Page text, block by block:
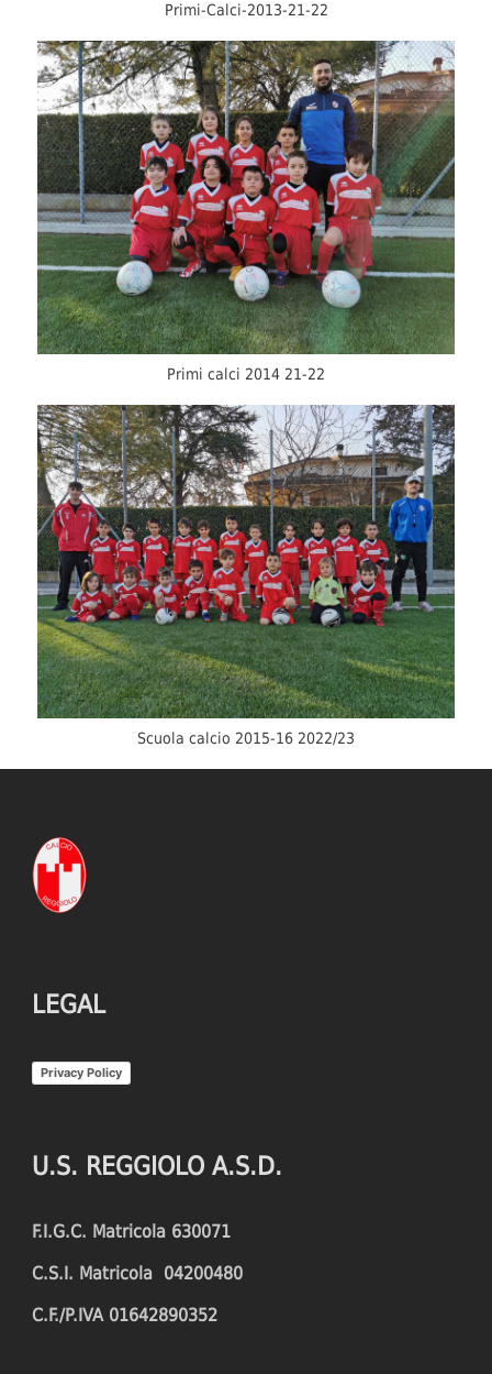
Primi-Calci-2013-21-22
Primi calci 2014 21-22
Scuola calcio 2015-16 2022/23
LEGAL
Privacy Policy
U.S. REGGIOLO A.S.D.
F.I.G.C. Matricola 630071
C.S.I. Matricola 04200480
C.F./P.IVA 01642890352